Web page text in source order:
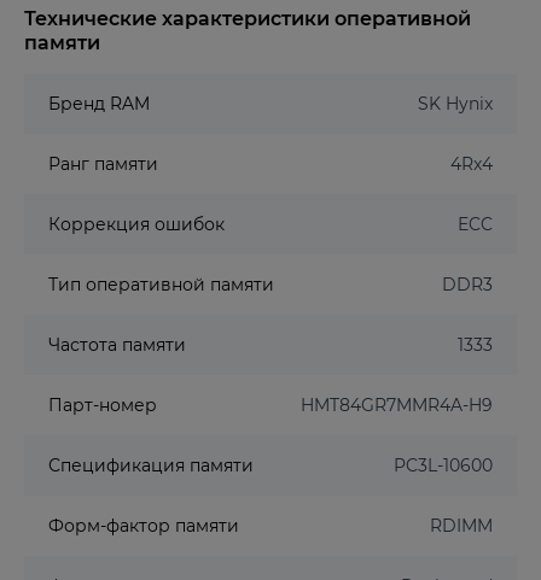
Технические характеристики оперативной
памяти
Бренд RAM SK Hynix
Ранг памяти 4Rx4
Коррекция ошибок ECC
Тип оперативной памяти DDR3
Частота памяти 1333
Парт-номер HMT84GR7MMR4A-H9
Спецификация памяти PC3L-10600
Форм-фактор памяти RDIMM